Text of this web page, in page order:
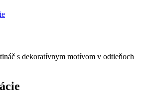
s dekoratívnym motívom v odtieňoch